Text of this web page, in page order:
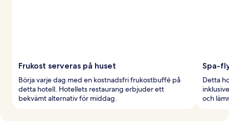
Frukost serveras på huset
Börja varje dag med en kostnadsfri frukostbuffé på
detta hotell. Hotellets restaurang erbjuder ett
bekvämt alternativ för middag.
Spa-
Detta
och